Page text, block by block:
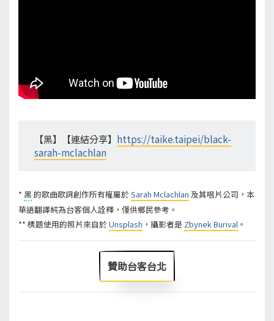
【黑】【連結分享】 https://taike.taipei/black-
sarah-mclachlan
* 黑 的歌曲歌詞創作所有權屬於Sarah Mclachlan 及其唱片公司，本
華語翻譯純為台客個人詮釋，僅供鄉民參考。
** 標題使用的照片來自於Unsplash ，攝影者是 Zbynek Burival 。
贊助台客台北